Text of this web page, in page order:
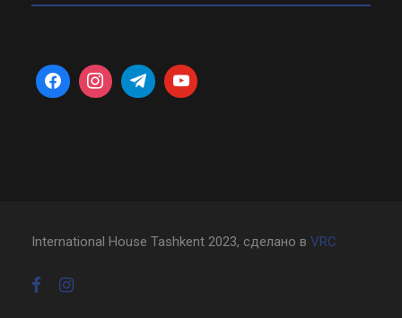
International House Tashkent 2023, сделано в VRC